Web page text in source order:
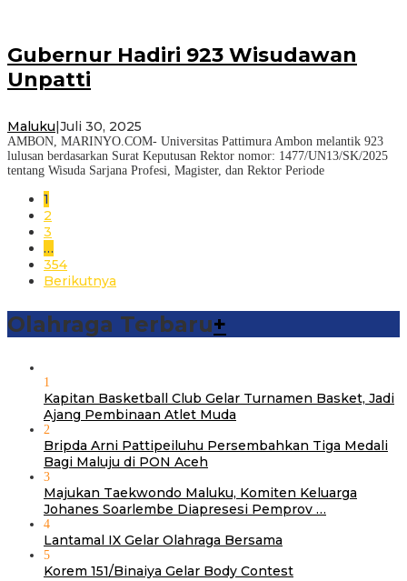
Gubernur Hadiri 923 Wisudawan
Unpatti
Maluku Juli 30, 2025
AMBON, MARINYO.COM- Universitas Pattimura Ambon melantik 923
lulusan berdasarkan Surat Keputusan Rektor nomor: 1477/UN13/SK/2025
tentang Wisuda Sarjana Profesi, Magister, dan Rektor Periode
1
2
3
…
354
Berikutnya
Olahraga Terbaru+
1
Kapitan Basketball Club Gelar Turnamen Basket, Jadi
Ajang Pembinaan Atlet Muda
2
Bripda Arni Pattipeiluhu Persembahkan Tiga Medali
Bagi Maluju di PON Aceh
3
Majukan Taekwondo Maluku, Komiten Keluarga
Johanes Soarlembe Diapresesi Pemprov …
4
Lantamal IX Gelar Olahraga Bersama
5
Korem 151/Binaiya Gelar Body Contest